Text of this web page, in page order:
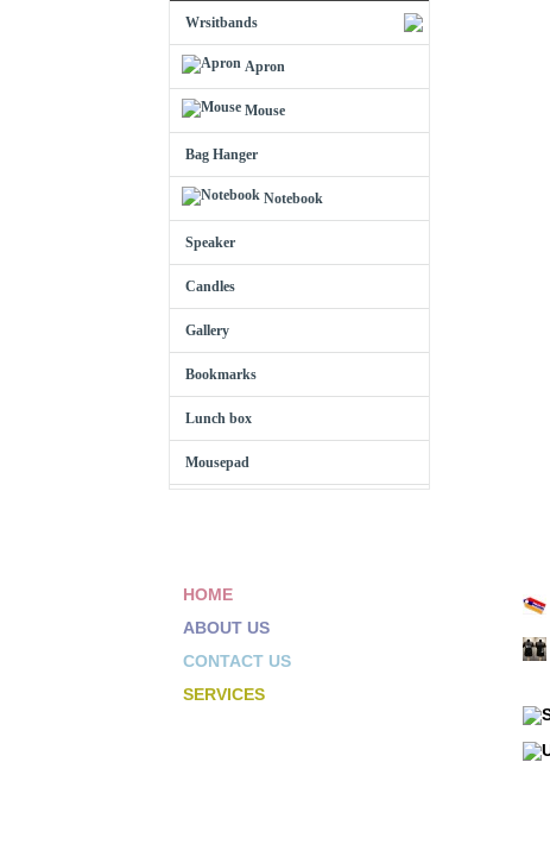
Wrsitbands
Apron
Mouse
Bag Hanger
Notebook
Speaker
Candles
Gallery
Bookmarks
Lunch box
Mousepad
HOME
ABOUT US
CONTACT US
SERVICES